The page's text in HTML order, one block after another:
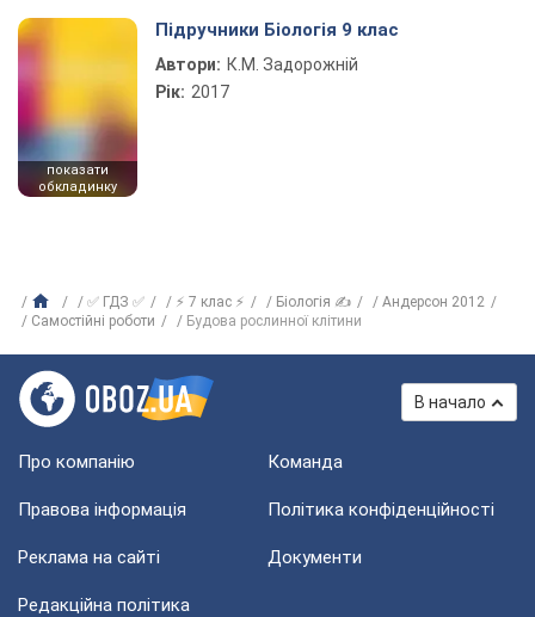
показати
обкладинку
Підручники Біологія 9 клас
Автори: К.М. Задорожній
Рік: 2017
✅ ГДЗ ✅ ⚡ 7 клас ⚡ Біологія ✍
Андерсон 2012
Самостійні роботи
Будова рослинної клітини
В начало
Про компанію Команда
Правова інформація Політика конфіденційності
Реклама на сайті Документи
Редакційна політика